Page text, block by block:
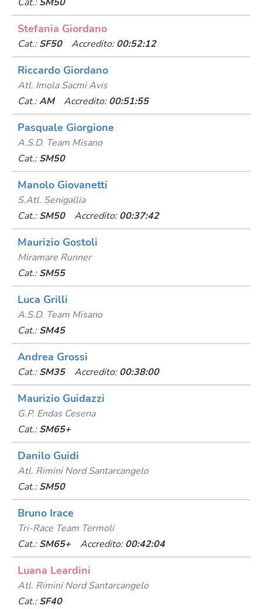
Cat.: SM50
Stefania Giordano
Cat.: SF50 Accredito: 00:52:12
Riccardo Giordano
Atl. Imola Sacmi Avis
Cat.:AM Accredito: 00:51:55
Pasquale Giorgione
A.s.d. Team Misano
Cat.: SM50
Manolo Giovanetti
S.atl. Senigallia
Cat.: SM50 Accredito: 00:37:42
Maurizio Gostoli
Miramare Runner
Cat.: SM55
Luca Grilli
A.s.d. Team Misano
Cat.: SM45
Andrea Grossi
Cat.: SM35 Accredito: 00:38:00
Maurizio Guidazzi
G.p. Endas Cesena
Cat.: SM65+
Danilo Guidi
Atl. Rimini Nord Santarcangelo
Cat.: SM50
Bruno Irace
Tri-Race Team Termoli
Cat.: SM65+ Accredito: 00:42:04
Luana Leardini
Atl. Rimini Nord Santarcangelo
Cat.: SF40